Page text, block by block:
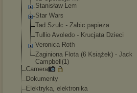
Stanisław Lem
Star Wars
Tad Szulc - Zabic papieza
Tullio Avoledo - Krucjata Dzieci
Veronica Roth
Zaginiona Flota (6 Książek) - Jack
Campbell(1)
Camera
Dokumenty
Elektryka, elektronika